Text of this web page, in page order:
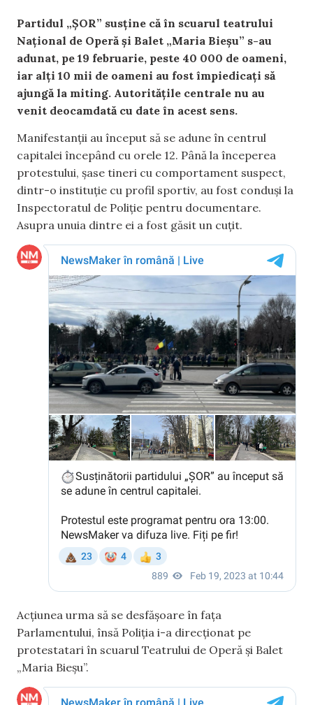
Partidul „ȘOR” susține că în scuarul teatrului
Național de Operă și Balet „Maria Bieșu” s-au
adunat, pe 19 februarie, peste 40 000 de oameni,
iar alți 10 mii de oameni au fost împiedicați să
ajungă la miting. Autoritățile centrale nu au
venit deocamdată cu date în acest sens.
Manifestanții au început să se adune în centrul
capitalei începând cu orele 12. Până la începerea
protestului, șase tineri cu comportament suspect,
dintr-o instituție cu profil sportiv, au fost conduși la
Inspectoratul de Poliție pentru documentare.
Asupra unuia dintre ei a fost găsit un cuțit.
Acțiunea urma să se desfășoare în fața
Parlamentului, însă Poliția i-a direcționat pe
protestatari în scuarul Teatrului de Operă și Balet
„Maria Bieșu”.